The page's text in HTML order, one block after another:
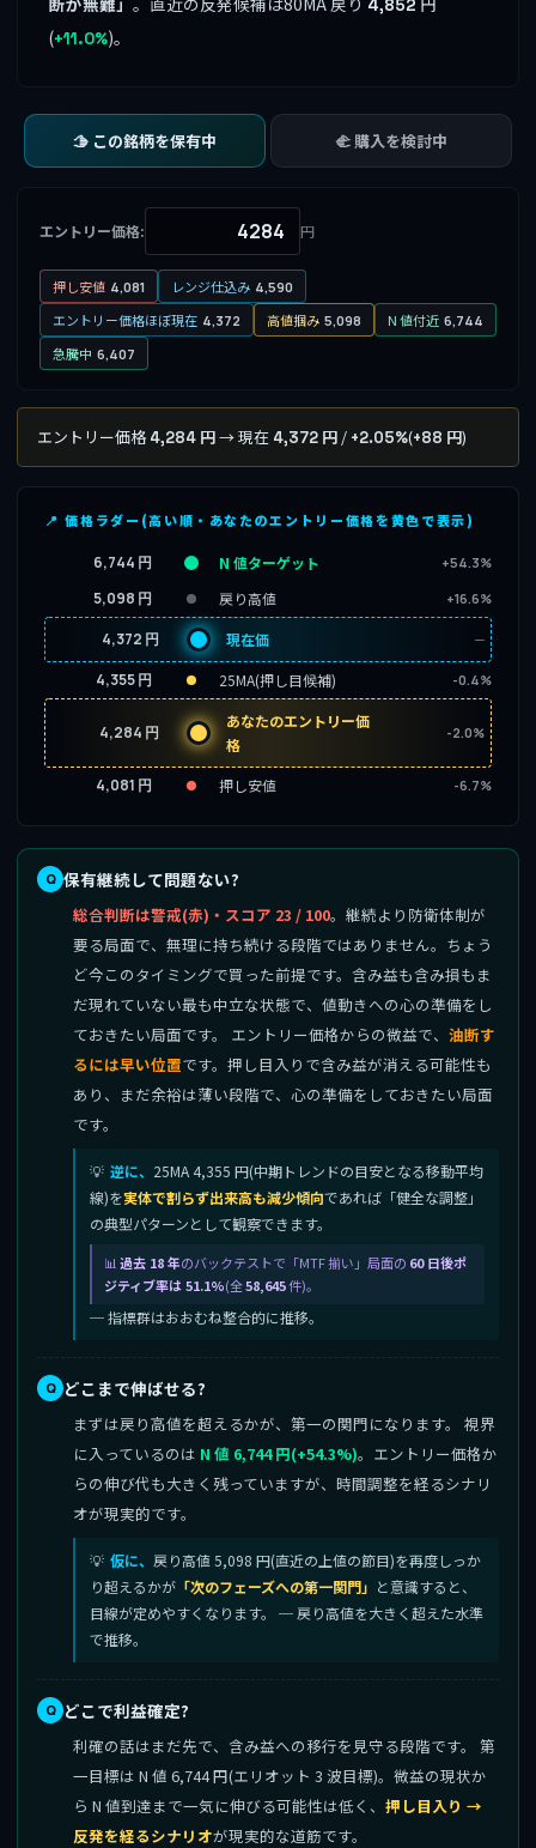
4,852
(+11.0%)。
🫱 この銘柄を保有中 🫲 購入を検討中
エントリー価格: 円
押し安値 4,081 レンジ仕込み 4,590
エントリー価格ほぼ現在 4,372 高値掴み 5,098 N 値付近 6,744
急騰中 6,407
エントリー価格 4,284 円→ 現在 4,372 円 / +2.05%(+88 円)
📍 価格ラダー(高い順・あなたのエントリー価格を黄色で表示)
6,744 円 N 値ターゲット +54.3%
5,098 円 戻り高値 +16.6%
4,372 円 現在価 ─
4,355 円 25MA(押し目候補) -0.4%
4,284 円
あなたのエントリー価
格
-2.0%
4,081 円 押し安値 -6.7%
保有継続して問題ない?
総合判断は警戒(赤)・スコア 23 / 100。継続より防衛体制が
要る局面で、無理に持ち続ける段階ではありません。ちょう
ど今このタイミングで買った前提です。含み益も含み損もま
だ現れていない最も中立な状態で、値動きへの心の準備をし
ておきたい局面です。 エントリー価格からの微益で、 油断す
るには早い位置です。押し目入りで含み益が消える可能性も
あり、まだ余裕は薄い段階で、心の準備をしておきたい局面
です。
逆に、 25MA 4,355 円(中期トレンドの目安となる移動平均
線)を実体で割らず出来高も減少傾向であれば「健全な調整」
の典型パターンとして観察できます。
過去 18 年のバックテストで「MTF 揃い」局面の 60 日後ポ
ジティブ率は 51.1%(全58,645件)。
─ 指標群はおおむね整合的に推移。
どこまで伸ばせる?
まずは戻り高値を超えるかが、第一の関門になります。 視界
に入っているのは N 値 6,744 円(+54.3%)。エントリー価格か
らの伸び代も大きく残っていますが、時間調整を経るシナリ
オが現実的です。
仮に、 戻り高値 5,098 円(直近の上値の節目)を再度しっか
り超えるかが 「次のフェーズへの第一関門」 と意識すると、
目線が定めやすくなります。 ─ 戻り高値を大きく超えた水準
で推移。
どこで利益確定?
利確の話はまだ先で、含み益への移行を見守る段階です。 第
一目標は N 値 6,744 円(エリオット 3 波目標)。微益の現状か
ら N 値到達まで一気に伸びる可能性は低く、 押し目入り →
反発を経るシナリオが現実的な道筋です。